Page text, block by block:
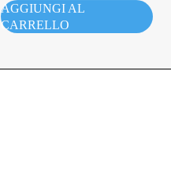
AGGIUNGI AL
CARRELLO